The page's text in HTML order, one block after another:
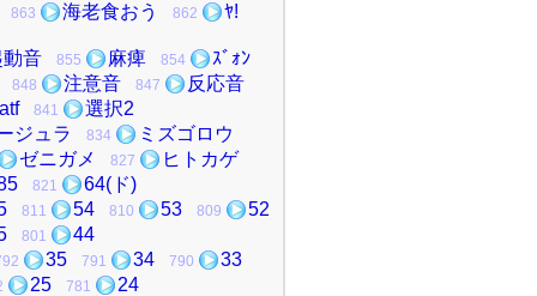
863 海老食おう 862 ﾔ!
音 855 麻痺 854 ｽﾞｫﾝ
848 注意音 847
反応音
atf
841
選択2
ジュラ
834
ミズゴロウ
ゼニガメ
827
ヒトカゲ
821
64(ド)
811 54 810 53 809
52
801 44
35 791 34 790 33
25 781
24